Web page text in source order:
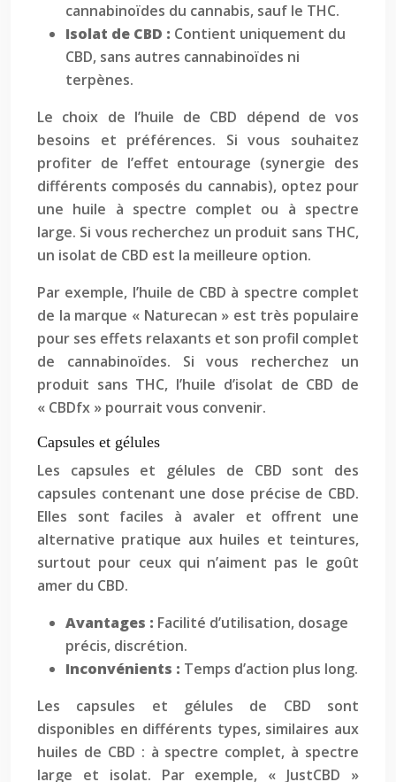
cannabinoïdes du cannabis, sauf le THC.
Isolat de CBD : Contient uniquement du
CBD, sans autres cannabinoïdes ni
terpènes.
Le choix de l’huile de CBD dépend de vos
besoins et préférences. Si vous souhaitez
profiter de l’effet entourage (synergie des
différents composés du cannabis), optez pour
une huile à spectre complet ou à spectre
large. Si vous recherchez un produit sans THC,
un isolat de CBD est la meilleure option.
Par exemple, l’huile de CBD à spectre complet
de la marque « Naturecan » est très populaire
pour ses effets relaxants et son profil complet
de cannabinoïdes. Si vous recherchez un
produit sans THC, l’huile d’isolat de CBD de
« CBDfx » pourrait vous convenir.
Capsules et gélules
Les capsules et gélules de CBD sont des
capsules contenant une dose précise de CBD.
Elles sont faciles à avaler et offrent une
alternative pratique aux huiles et teintures,
surtout pour ceux qui n’aiment pas le goût
amer du CBD.
Avantages : Facilité d’utilisation, dosage
précis, discrétion.
Inconvénients : Temps d’action plus long.
Les capsules et gélules de CBD sont
disponibles en différents types, similaires aux
huiles de CBD : à spectre complet, à spectre
large et isolat. Par exemple, « JustCBD »